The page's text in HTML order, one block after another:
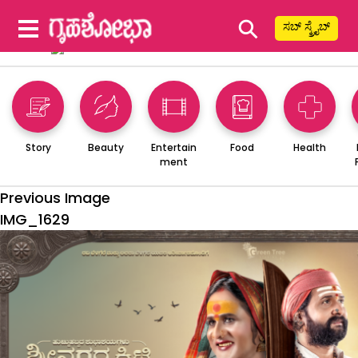
⚲ ಸಬ್ ಸ್ಕ್ರೈಬ್
Story Beauty
Entertain
ment
Food Health
Previous Image
IMG_1629